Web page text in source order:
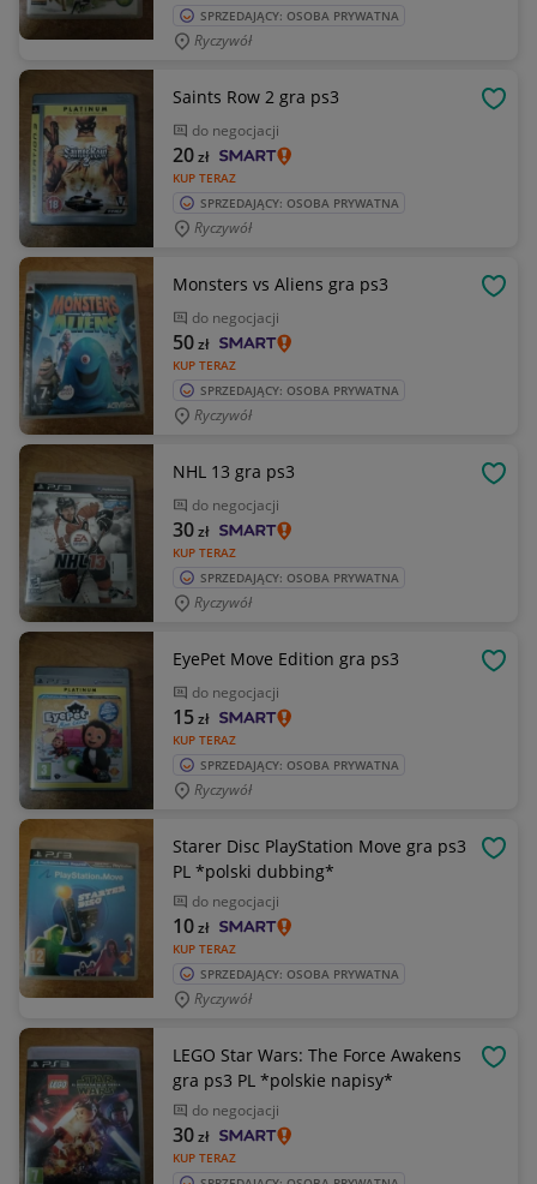
SPRZEDAJĄCY: OSOBA PRYWATNA
Ryczywół
Saints Row 2 gra ps3
do negocjacji
KUP TERAZ
20zł
SPRZEDAJĄCY: OSOBA PRYWATNA
Ryczywół
Monsters vs Aliens gra ps3
do negocjacji
KUP TERAZ
50zł
SPRZEDAJĄCY: OSOBA PRYWATNA
Ryczywół
NHL 13 gra ps3
do negocjacji
KUP TERAZ
30zł
SPRZEDAJĄCY: OSOBA PRYWATNA
Ryczywół
EyePet Move Edition gra ps3
do negocjacji
KUP TERAZ
15zł
SPRZEDAJĄCY: OSOBA PRYWATNA
Ryczywół
Starer Disc PlayStation Move gra ps3
PL *polski dubbing*
do negocjacji
KUP TERAZ
10zł
SPRZEDAJĄCY: OSOBA PRYWATNA
Ryczywół
LEGO Star Wars: The Force Awakens
gra ps3 PL *polskie napisy*
do negocjacji
KUP TERAZ
30zł